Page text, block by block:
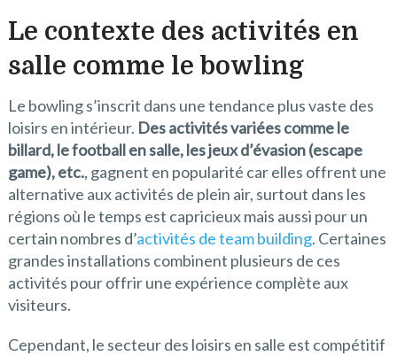
Le contexte des activités en
salle comme le bowling
Le bowling s’inscrit dans une tendance plus vaste des
loisirs en intérieur. Des activités variées comme le
billard, le football en salle, les jeux d’évasion (escape
game), etc., gagnent en popularité car elles offrent une
alternative aux activités de plein air, surtout dans les
régions où le temps est capricieux mais aussi pour un
certain nombres d’activités de team building. Certaines
grandes installations combinent plusieurs de ces
activités pour offrir une expérience complète aux
visiteurs.
Cependant, le secteur des loisirs en salle est compétitif